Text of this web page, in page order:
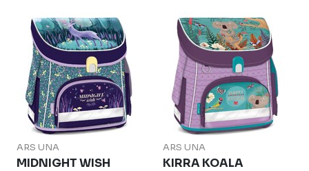
ARS UNA
MIDNIGHT WISH
ARS UNA
KIRRA KOALA